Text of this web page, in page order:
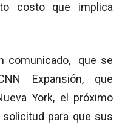
costo que implica
comunicado, que se
Expansión, que
York, el próximo
para que sus